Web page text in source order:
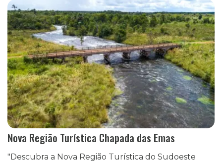
Nova Região Turística Chapada das Emas
"Descubra a Nova Região Turística do Sudoeste